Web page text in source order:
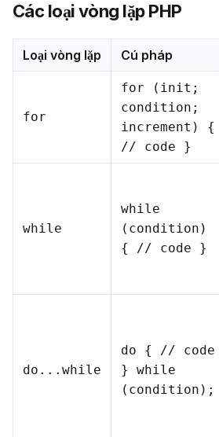
Các loại vòng lặp PHP
Loại vòng lặp Cú pháp
for
for (init;
condition;
increment) {
// code }
while
while
(condition)
{ // code }
do...while
do { // code
} while
(condition);